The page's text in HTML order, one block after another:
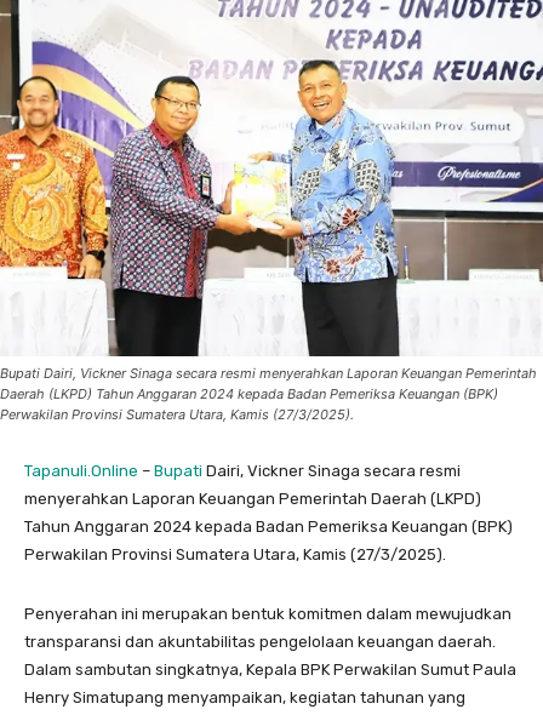
Bupati Dairi, Vickner Sinaga secara resmi menyerahkan Laporan Keuangan Pemerintah
Daerah (LKPD) Tahun Anggaran 2024 kepada Badan Pemeriksa Keuangan (BPK)
Perwakilan Provinsi Sumatera Utara, Kamis (27/3/2025).
Tapanuli.Online – Bupati Dairi, Vickner Sinaga secara resmi
menyerahkan Laporan Keuangan Pemerintah Daerah (LKPD)
Tahun Anggaran 2024 kepada Badan Pemeriksa Keuangan (BPK)
Perwakilan Provinsi Sumatera Utara, Kamis (27/3/2025).
Penyerahan ini merupakan bentuk komitmen dalam mewujudkan
transparansi dan akuntabilitas pengelolaan keuangan daerah.
Dalam sambutan singkatnya, Kepala BPK Perwakilan Sumut Paula
Henry Simatupang menyampaikan, kegiatan tahunan yang